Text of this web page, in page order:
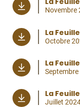
Novembre
La
Octobre
La
La
Juillet